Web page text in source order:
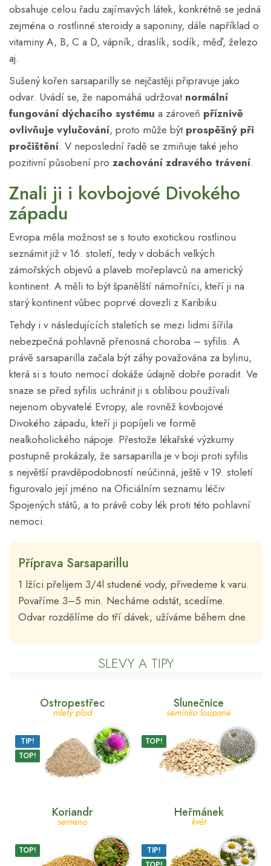
obsahuje celou řadu zajímavých látek, konkrétně se jedná
zejména o rostlinné steroidy a saponiny, dále například o
vitaminy A, B, C a D, vápník, draslík, sodík, měď, železo
aj.
Sušený kořen sarsaparilly se nejčastěji připravuje jako
odvar. Uvádí se, že napomáhá udržovat normální
fungování dýchacího systému a zároveň příznivě
ovlivňuje vylučování, proto může být prospěšný při
pročištění. V neposlední řadě se zmiňuje také jeho
pozitivní působení pro zachování zdravého trávení.
Znali ji i kovbojové Divokého
západu
Evropa měla možnost se s touto exotickou rostlinou
seznámit již v 16. století, tedy v dobách velkých
zámořských objevů a plaveb mořeplavců na americký
kontinent. A měli to být španělští námořníci, kteří ji na
starý kontinent vůbec poprvé dovezli z Karibiku.
Tehdy i v následujících staletích se mezi lidmi šířila
nebezpečná pohlavně přenosná choroba – syfilis. A
právě sarsaparilla začala být záhy považována za bylinu,
která si s touto nemocí dokáže údajně dobře poradit. Ve
snaze se před syfilis uchránit ji s oblibou používali
nejenom obyvatelé Evropy, ale rovněž kovbojové
Divokého západu, kteří ji popíjeli ve formě
nealkoholického nápoje. Přestože lékařské výzkumy
postupně prokázaly, že sarsaparilla je v boji proti syfilis
s největší pravděpodobností neúčinná, ještě v 19. století
figurovalo její jméno na Oficiálním seznamu léčiv
Spojených států, a to právě coby lék proti této pohlavní
nemoci.
Příprava Sarsaparillu
1 lžíci přelijem 3/4l studené vody, přivedeme k varu.
Povaříme 3–5 min. Necháme odstát, scedíme.
Odvar rozdělíme do tří dávek, užíváme během dne.
SLEVY A TIPY
Ostropestřec
mletý plod
TIP!
TOP!
Slunečnice
semínko loupané
TOP!
Koriandr
semeno
TOP!
Heřmánek
květ
TIP!